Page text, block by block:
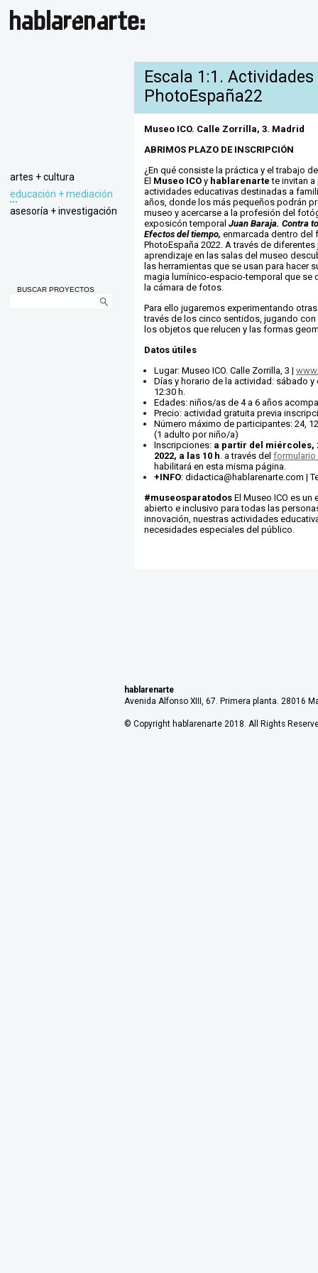
artes + cultura
educación + mediación
asesoría + investigación
BUSCAR PROYECTOS
Escala 1:1.
PhotoEspaña22
Museo ICO. Calle Zorrilla, 3. Madrid
ABRIMOS PLAZO DE INSCRIPCIÓN
¿En qué consiste la práctica y el trabajo
El Museo ICO y hablarenarte te invitan
actividades educativas destinadas a
años, donde los más pequeños podrán
museo y acercarse a la profesión del
exposicón temporal Juan Baraja. Contra
Efectos del tiempo, enmarcada dentro del
PhotoEspaña 2022. A través de
aprendizaje en las salas del museo
las herramientas que se usan para hacer
magia lumínico-espacio-temporal que se
la cámara de fotos.
Para ello jugaremos experimentando
través de los cinco sentidos, jugando con
los objetos que relucen y las formas
Datos útiles
Lugar: Museo ICO. Calle Zorrilla, 3 |
Días y horario de la actividad: sábado
12:30 h.
Edades: niños/as de 4 a 6 años
Precio: actividad gratuita previa
Número máximo de participantes: 24,
(1 adulto por niño/a)
Inscripciones: a partir del miércoles,
2022, a las 10 h. a través del formulario
habilitará en esta misma página.
+INFO: didactica@hablarenarte.com |
#museosparatodos El Museo ICO es
abierto e inclusivo para todas las
innovación, nuestras actividades
necesidades especiales del público.
hablarenarte
Avenida Alfonso XIII, 67. Primera planta. 28016
© Copyright hablarenarte 2018. All Rights